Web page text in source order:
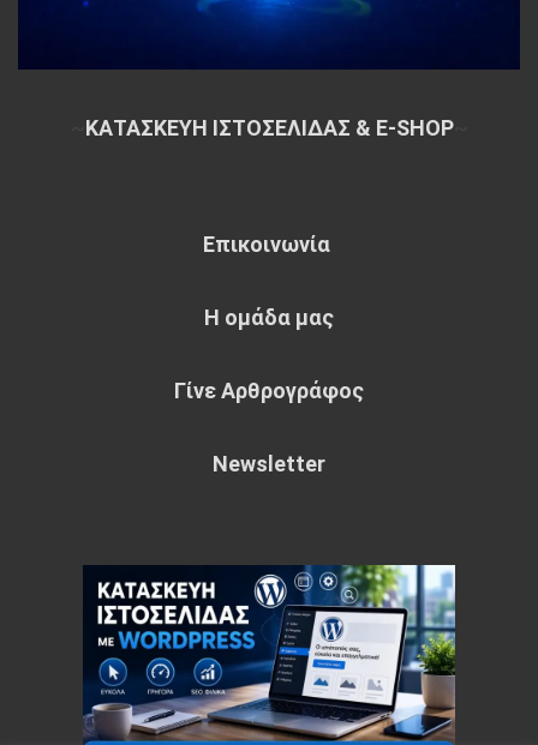
ΚΑΤΑΣΚΕΥΗ ΙΣΤΟΣΕΛΙΔΑΣ & E-SHOP~
Επικοινωνία
Η ομάδα μας
Γίνε Αρθρογράφος
Newsletter